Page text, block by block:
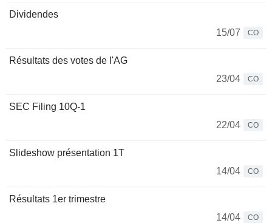
Dividendes
15/07
CO
Résultats des votes de l'AG
23/04
CO
SEC Filing 10Q-1
22/04
CO
Slideshow présentation 1T
14/04
CO
Résultats 1er trimestre
14/04
CO